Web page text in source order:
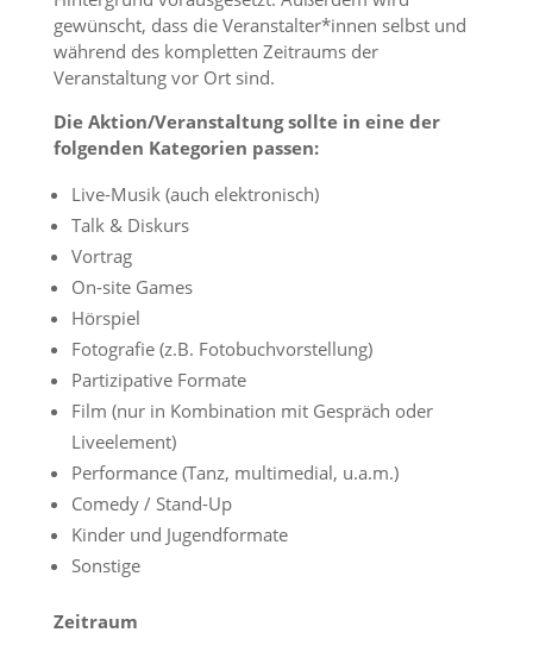
gewünscht, dass die Veranstalter*innen selbst und
während des kompletten Zeitraums der
Veranstaltung vor Ort sind.
Die Aktion/Veranstaltung sollte in eine der
folgenden Kategorien passen:
Live-Musik (auch elektronisch)
Talk & Diskurs
Vortrag
On-site Games
Hörspiel
Fotografie (z.B. Fotobuchvorstellung)
Partizipative Formate
Film (nur in Kombination mit Gespräch oder
Liveelement)
Performance (Tanz, multimedial, u.a.m.)
Comedy / Stand-Up
Kinder und Jugendformate
Sonstige
Zeitraum